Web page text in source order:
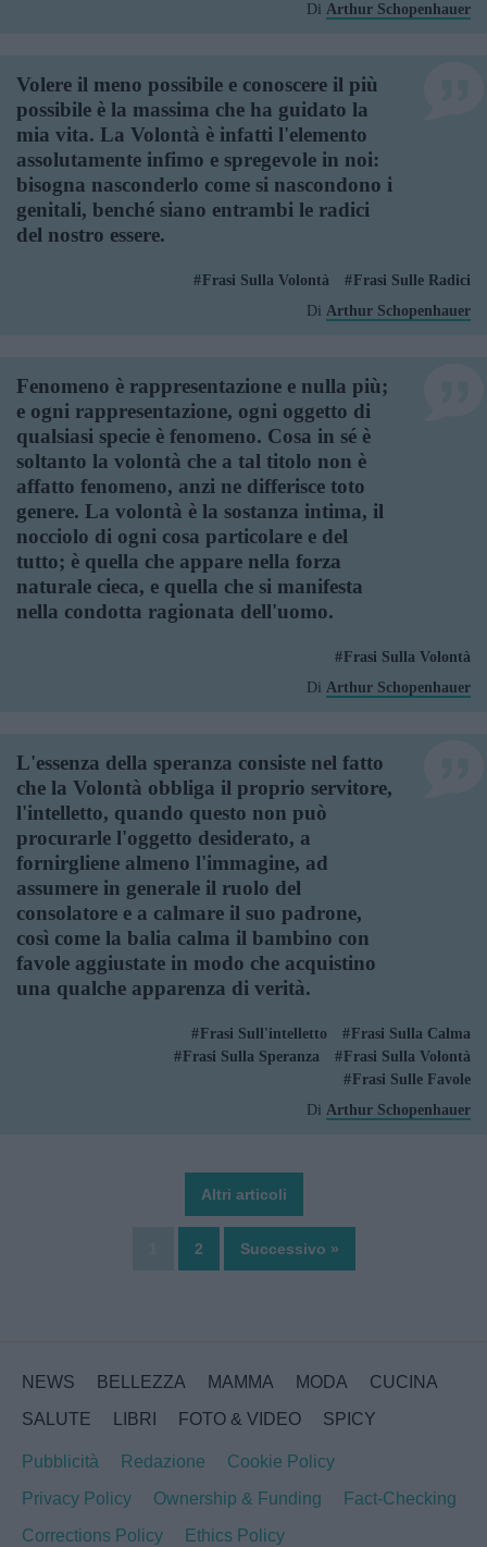
Di Arthur Schopenhauer
Volere il meno possibile e conoscere il più
possibile è la massima che ha guidato la
mia vita. La Volontà è infatti l'elemento
assolutamente infimo e spregevole in noi:
bisogna nasconderlo come si nascondono i
genitali, benché siano entrambi le radici
del nostro essere.
Frasi Sulla Volontà
Frasi Sulle Radici
Di Arthur Schopenhauer
Fenomeno è rappresentazione e nulla più;
e ogni rappresentazione, ogni oggetto di
qualsiasi specie è fenomeno. Cosa in sé è
soltanto la volontà che a tal titolo non è
affatto fenomeno, anzi ne differisce toto
genere. La volontà è la sostanza intima, il
nocciolo di ogni cosa particolare e del
tutto; è quella che appare nella forza
naturale cieca, e quella che si manifesta
nella condotta ragionata dell'uomo.
Frasi Sulla Volontà
Di Arthur Schopenhauer
L'essenza della speranza consiste nel fatto
che la Volontà obbliga il proprio servitore,
l'intelletto, quando questo non può
procurarle l'oggetto desiderato, a
fornirgliene almeno l'immagine, ad
assumere in generale il ruolo del
consolatore e a calmare il suo padrone,
così come la balia calma il bambino con
favole aggiustate in modo che acquistino
una qualche apparenza di verità.
Frasi Sull'intelletto
Frasi Sulla Calma
Frasi Sulla Speranza
Frasi Sulla Volontà
Frasi Sulle Favole
Di Arthur Schopenhauer
Altri articoli
2 Successivo »
NEWS BELLEZZA MAMMA MODA
CUCINA
SALUTE
LIBRI FOTO & VIDEO SPICY
Pubblicità Redazione
Cookie Policy
Privacy Policy
Ownership & Funding
Fact-Checking
Corrections Policy
Ethics Policy